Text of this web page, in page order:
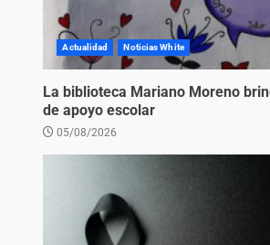
Actualidad Noticias White
La biblioteca Mariano Moreno
de apoyo escolar
05/08/2026